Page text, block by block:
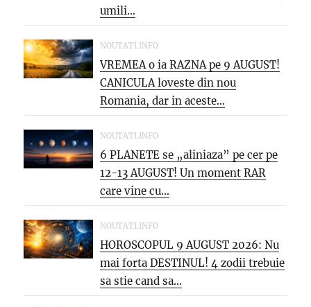
umili...
NOUTATI.INFO
VREMEA o ia RAZNA pe 9 AUGUST!
CANICULA loveste din nou
Romania, dar in aceste...
NOUTATI.INFO
6 PLANETE se „aliniaza” pe cer pe
12-13 AUGUST! Un moment RAR
care vine cu...
NOUTATI.INFO
HOROSCOPUL 9 AUGUST 2026: Nu
mai forta DESTINUL! 4 zodii trebuie
sa stie cand sa...